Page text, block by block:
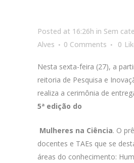
Posted at 16:26h in Sem
Alves
0 Comments 0
Nesta sexta-feira (27), a
reitoria de Pesquisa e
realiza a cerimônia de
5ª edição do
Mulheres na Ciência. O
docentes e TAEs que se
áreas do conhecimento: